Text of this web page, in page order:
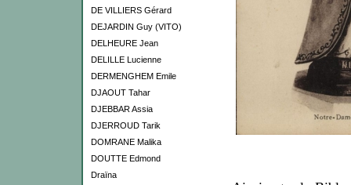
DE VILLIERS Gérard
DEJARDIN Guy (VITO)
DELHEURE Jean
DELILLE Lucienne
DERMENGHEM Emile
DJAOUT Tahar
DJEBBAR Assia
DJERROUD Tarik
DOMRANE Malika
DOUTTE Edmond
Draïna